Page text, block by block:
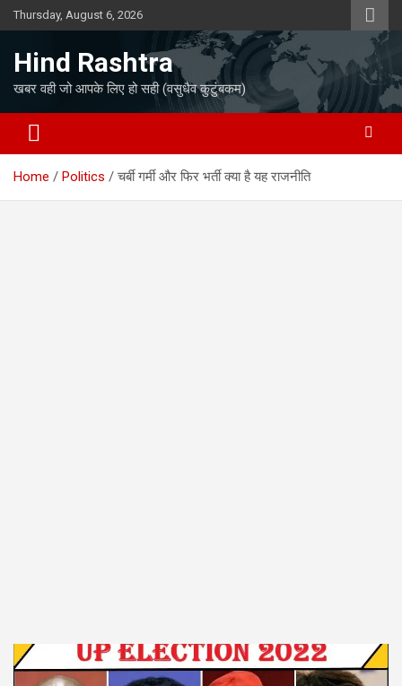
Skip
to
Thursday, August 6, 2026
Hind Rashtra
खबर वही जो आपके लिए हो सही (वसुधैव कुटुंबकम)
Home Politics चर्बी गर्मी और फिर भर्ती क्या है यह राजनीति